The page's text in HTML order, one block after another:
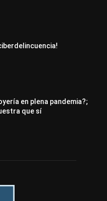
en plena pandemia?;
que sí